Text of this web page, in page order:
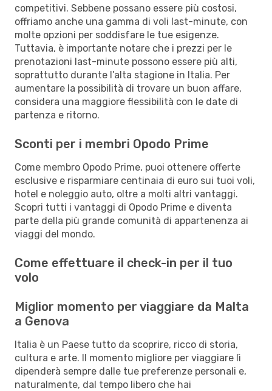
competitivi. Sebbene possano essere più costosi,
offriamo anche una gamma di voli last-minute, con
molte opzioni per soddisfare le tue esigenze.
Tuttavia, è importante notare che i prezzi per le
prenotazioni last-minute possono essere più alti,
soprattutto durante l’alta stagione in Italia. Per
aumentare la possibilità di trovare un buon affare,
considera una maggiore flessibilità con le date di
partenza e ritorno.
Sconti per i membri Opodo Prime
Come membro Opodo Prime, puoi ottenere offerte
esclusive e risparmiare centinaia di euro sui tuoi voli,
hotel e noleggio auto, oltre a molti altri vantaggi.
Scopri tutti i vantaggi di Opodo Prime e diventa
parte della più grande comunità di appartenenza ai
viaggi del mondo.
Come effettuare il check-in per il tuo
volo
Miglior momento per viaggiare da Malta
a Genova
Italia è un Paese tutto da scoprire, ricco di storia,
cultura e arte. Il momento migliore per viaggiare lì
dipenderà sempre dalle tue preferenze personali e,
naturalmente, dal tempo libero che hai